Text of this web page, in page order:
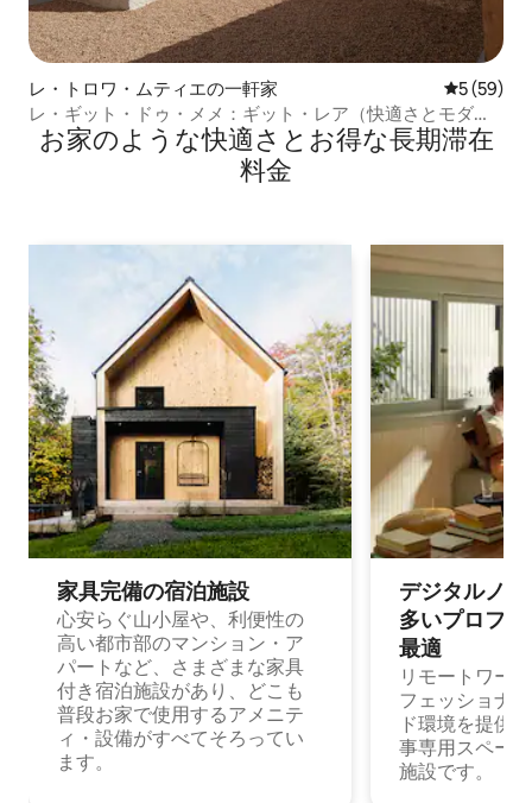
レ・トロワ・ムティエの一軒家 レビュー
5 (59)
レ・ギット・ドゥ・メメ：ギット・レア（快適さとモダン
さ）
お家のような快⁠適⁠さ⁠とお⁠得⁠な長⁠期⁠滞⁠在
料⁠金
家具完備の宿⁠泊⁠施⁠設
心安らぐ山小屋や、利便性の
高い都市部のマンション・ア
パートなど、さまざまな家具
付き宿泊施設があり、どこも
普段お家で使用するアメニテ
ィ・設備がすべてそろってい
ます。
デジタルノ
多⁠いプ⁠ロ⁠フ⁠
最⁠適
リモートワー
フェッショナ
ド環境を提供
事専用スペー
施設です。